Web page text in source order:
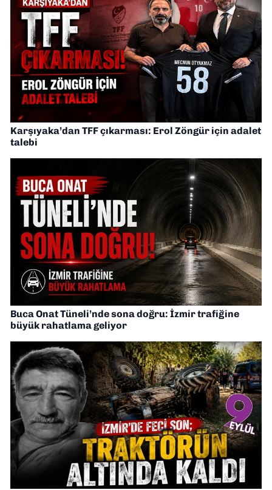
Karşıyaka’dan TFF çıkarması: Erol Zöngür için adalet
talebi
Buca Onat Tüneli’nde sona doğru: İzmir trafiğine
büyük rahatlama geliyor